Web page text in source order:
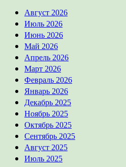
Август 2026
Июль 2026
Июнь 2026
Май 2026
Апрель 2026
Март 2026
Февраль 2026
Январь 2026
Декабрь 2025
Ноябрь 2025
Октябрь 2025
Сентябрь 2025
Август 2025
Июль 2025